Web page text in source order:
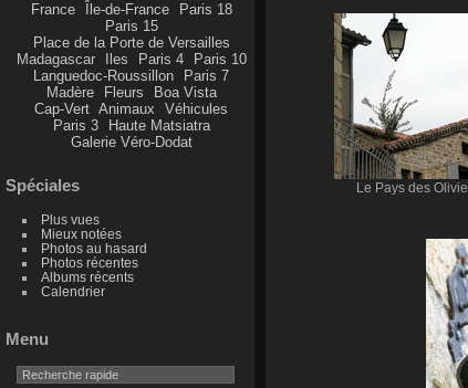
France Île-de-France
Paris 18
Paris 15
Place de la Porte de Versailles
Madagascar
Iles Paris 4
Paris 10
Languedoc-Roussillon
Paris 7
Madère
Fleurs
Boa Vista
Cap-Vert Animaux
Véhicules
Paris 3
Haute Matsiatra
Galerie Véro-Dodat
Spéciales
Plus vues
Mieux notées
Photos au hasard
Photos récentes
Albums récents
Calendrier
Menu
Le Pays des